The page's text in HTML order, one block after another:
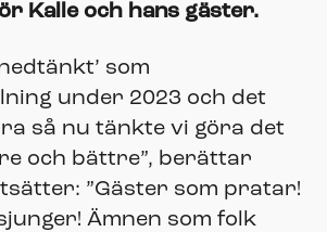
Kalle och hans gäster.
som
under 2023 och det
så nu tänkte vi göra det
och bättre”, berättar
”Gäster som pratar!
Ämnen som folk